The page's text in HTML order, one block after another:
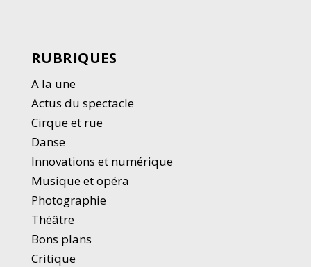
RUBRIQUES
A la une
Actus du spectacle
Cirque et rue
Danse
Innovations et numérique
Musique et opéra
Photographie
Théâtre
Bons plans
Critique